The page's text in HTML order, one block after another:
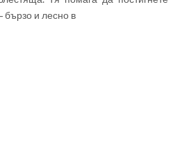
бързо и лесно в